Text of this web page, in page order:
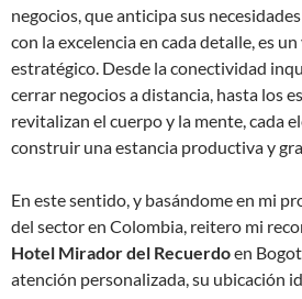
negocios, que anticipa sus
con la excelencia en cada detalle, es
estratégico. Desde la conectividad
cerrar negocios a distancia, hasta los
revitalizan el cuerpo y la mente, cada
construir una estancia productiva y
En este sentido, y basándome en mi
del sector en Colombia, reitero mi
Hotel Mirador del Recuerdoen
atención personalizada, su ubicación